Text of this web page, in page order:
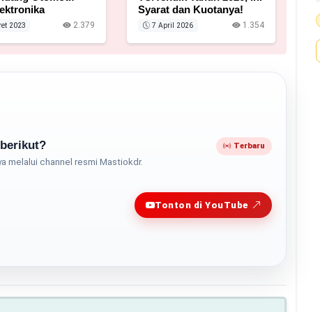
2023 2.379
Syarat dan Kuotanya!
7 April 2026 1.354
melalui channel resmi Mastiokdr.
Terbaru
Tonton di YouTube